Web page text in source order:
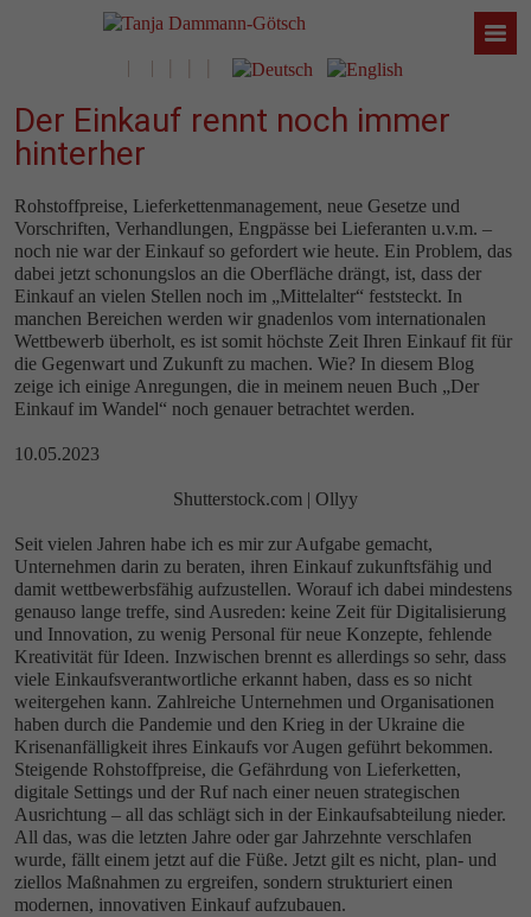
Der Einkauf rennt noch immer
hinterher
Rohstoffpreise, Lieferkettenmanagement, neue Gesetze und
Vorschriften, Verhandlungen, Engpässe bei Lieferanten u.v.m. –
noch nie war der Einkauf so gefordert wie heute. Ein Problem, das
dabei jetzt schonungslos an die Oberfläche drängt, ist, dass der
Einkauf an vielen Stellen noch im „Mittelalter“ feststeckt. In
manchen Bereichen werden wir gnadenlos vom internationalen
Wettbewerb überholt, es ist somit höchste Zeit Ihren Einkauf fit für
die Gegenwart und Zukunft zu machen. Wie? In diesem Blog
zeige ich einige Anregungen, die in meinem neuen Buch „Der
Einkauf im Wandel“ noch genauer betrachtet werden.
10.05.2023
Shutterstock.com | Ollyy
Seit vielen Jahren habe ich es mir zur Aufgabe gemacht,
Unternehmen darin zu beraten, ihren Einkauf zukunftsfähig und
damit wettbewerbsfähig aufzustellen. Worauf ich dabei mindestens
genauso lange treffe, sind Ausreden: keine Zeit für Digitalisierung
und Innovation, zu wenig Personal für neue Konzepte, fehlende
Kreativität für Ideen. Inzwischen brennt es allerdings so sehr, dass
viele Einkaufsverantwortliche erkannt haben, dass es so nicht
weitergehen kann. Zahlreiche Unternehmen und Organisationen
haben durch die Pandemie und den Krieg in der Ukraine die
Krisenanfälligkeit ihres Einkaufs vor Augen geführt bekommen.
Steigende Rohstoffpreise, die Gefährdung von Lieferketten,
digitale Settings und der Ruf nach einer neuen strategischen
Ausrichtung – all das schlägt sich in der Einkaufsabteilung nieder.
All das, was die letzten Jahre oder gar Jahrzehnte verschlafen
wurde, fällt einem jetzt auf die Füße. Jetzt gilt es nicht, plan- und
ziellos Maßnahmen zu ergreifen, sondern strukturiert einen
modernen, innovativen Einkauf aufzubauen.